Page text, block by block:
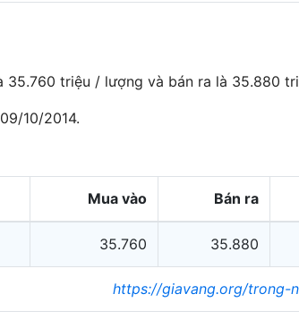
35.760 triệu / lượng và bán ra là 35.880
10/2014.
Mua vào Bán ra
35.760 35.880
https://giavang.org/trong-